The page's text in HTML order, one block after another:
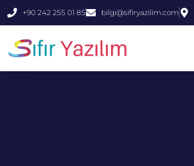
+90 242 255 01 85 bilgi@sifiryazilim.com